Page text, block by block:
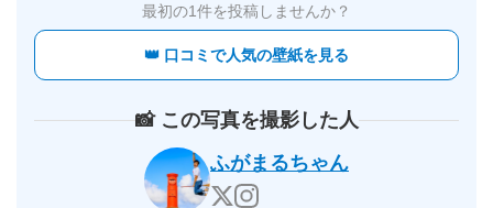
最初の1件を投稿しませんか？
👑 口コミで人気の壁紙を見る
📸 この写真を撮影した人
ふがまるちゃん